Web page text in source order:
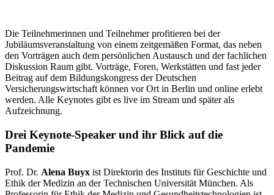
Die Teilnehmerinnen und Teilnehmer profitieren bei der
Jubiläumsveranstaltung von einem zeitgemäßen Format, das neben
den Vorträgen auch dem persönlichen Austausch und der fachlichen
Diskussion Raum gibt. Vorträge, Foren, Werkstätten und fast jeder
Beitrag auf dem Bildungskongress der Deutschen
Versicherungswirtschaft können vor Ort in Berlin und online erlebt
werden. Alle Keynotes gibt es live im Stream und später als
Aufzeichnung.
Drei Keynote-Speaker und ihr Blick auf die
Pandemie
Prof. Dr. Alena Buyx ist Direktorin des Instituts für Geschichte und
Ethik der Medizin an der Technischen Universität München. Als